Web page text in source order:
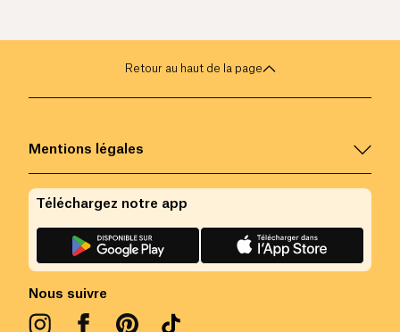
Retour au haut de la page
Mentions légales
Nous suivre
Téléchargez notre app